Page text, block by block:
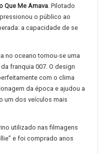
Que Me Amava. Pilotado
o público ao
a capacidade de se
no oceano tornou-se uma
franquia 007. O design
com o clima
da época e ajudou a
um dos veículos mais
utilizado nas filmagens
e foi comprado anos